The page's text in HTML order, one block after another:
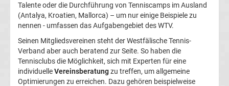
Pokal
Ergebnisse
Champions
League
Talente oder die Durchführung von Tenniscamps im Ausland
(Antalya, Kroatien, Mallorca) – um nur einige Beispiele zu
nennen - umfassen das Aufgabengebiet des WTV.
Seinen Mitgliedsvereinen steht der Westfälische Tennis-
Verband aber auch beratend zur Seite. So haben die
Tennisclubs die Möglichkeit, sich mit Experten für eine
individuelleVereinsberatungzu treffen, um allgemeine
Optimierungen zu erreichen. Dazu gehören beispielweise